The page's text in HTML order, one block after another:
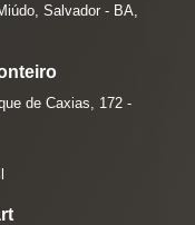
Salvador - BA,
de Caxias, 172 -